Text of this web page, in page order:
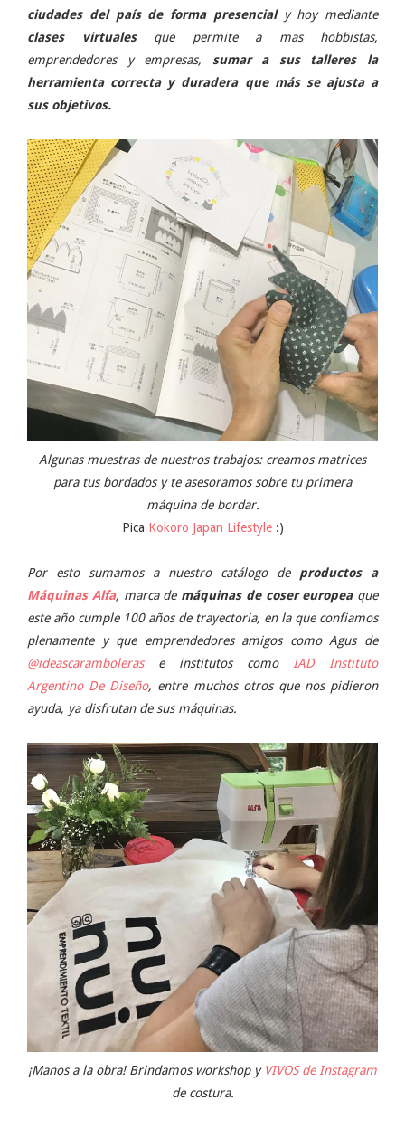
ciudades del país de forma presencialy hoy mediante
clases virtualesque permite a mas hobbistas,
emprendedores y empresas, sumar a sus talleres la
herramienta correcta y duradera que más se ajusta a
sus objetivos.
Algunas muestras de nuestros trabajos: creamos matrices
para tus bordados y te asesoramos sobre tu primera
máquina de bordar.
Pica Kokoro Japan Lifestyle:)
Por esto sumamos a nuestro catálogo de productos a
Máquinas Alfa, marca de máquinas de coser europeaque
este año cumple 100 años de trayectoria, en la que confiamos
plenamente y que emprendedores amigos como Agus de
@ideascarambolerase institutos como
IAD Instituto
Argentino De Diseño, entre muchos otros que nos pidieron
ayuda, ya disfrutan de sus máquinas.
¡Manos a la obra! Brindamos workshop y VIVOS de Instagram
de costura.